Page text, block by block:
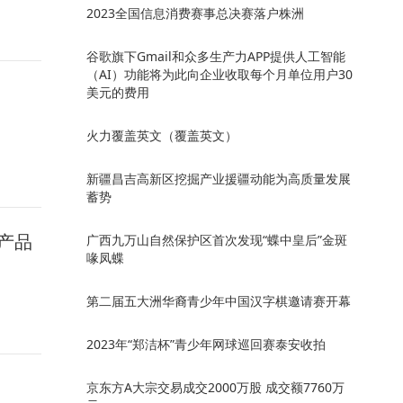
品
2023全国信息消费赛事总决赛落户株洲
谷歌旗下Gmail和众多生产力APP提供人工智能
（AI）功能将为此向企业收取每个月单位用户30
美元的费用
火力覆盖英文（覆盖英文）
新疆昌吉高新区挖掘产业援疆动能为高质量发展
蓄势
广西九万山自然保护区首次发现“蝶中皇后”金斑
喙凤蝶
第二届五大洲华裔青少年中国汉字棋邀请赛开幕
2023年“郑洁杯”青少年网球巡回赛泰安收拍
京东方A大宗交易成交2000万股 成交额7760万